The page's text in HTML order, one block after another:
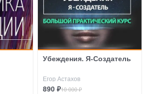
Убеждения. Я-Создатель
Егор Астахов
890 ₽10 000 ₽